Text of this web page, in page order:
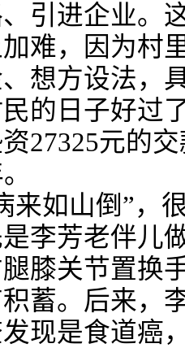
引进企业。
难，因为村
想方设法，
的日子好过
27325元的
如山倒”，很
李芳老伴儿
膝关节置换
蓄。后来，
现是食道癌